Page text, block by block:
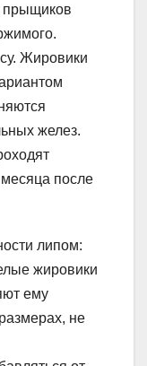
прыщиков
Жировики
желез.
после
липом:
жировики
ему
не